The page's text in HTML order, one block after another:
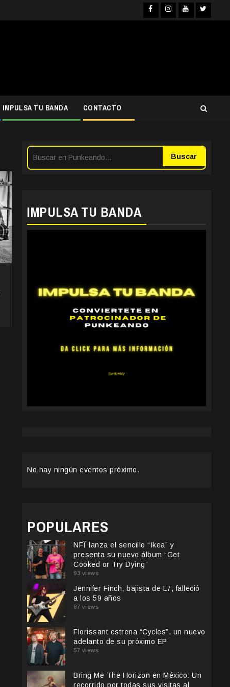
Facebook
Instagram
IMPULSA TU BANDA CONTACTO
Buscar
IMPULSA TU BANDA
No hay ningún eventos próximo.
POPULARES
NFÏ lanza el sencillo “Ikea” y
presenta su nuevo álbum “Get
Cooked or Try Dying”
93 views
Jennifer Finch, bajista de L7, falleció
a los 59 años
87 views
Florissant estrena “Cycles”, un nuevo
adelanto de su próximo EP
57 views
Bring Me The Horizon en México: Un
recorrido por todas sus visitas al